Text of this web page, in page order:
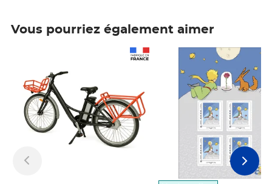
Vous pourriez également aimer
Prix 7,50€